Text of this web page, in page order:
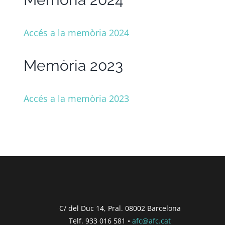
Accés a la memòria 2024
Memòria 2023
Accés a la memòria 2023
C/ del Duc 14, Pral. 08002 Barcelona
Telf. 933 016 581 •afc@afc.cat